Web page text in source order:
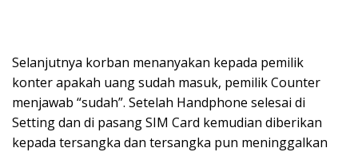
Selanjutnya korban menanyakan kepada pemilik
konter apakah uang sudah masuk, pemilik Counter
menjawab “sudah”. Setelah Handphone selesai di
Setting dan di pasang SIM Card kemudian diberikan
kepada tersangka dan tersangka pun meninggalkan